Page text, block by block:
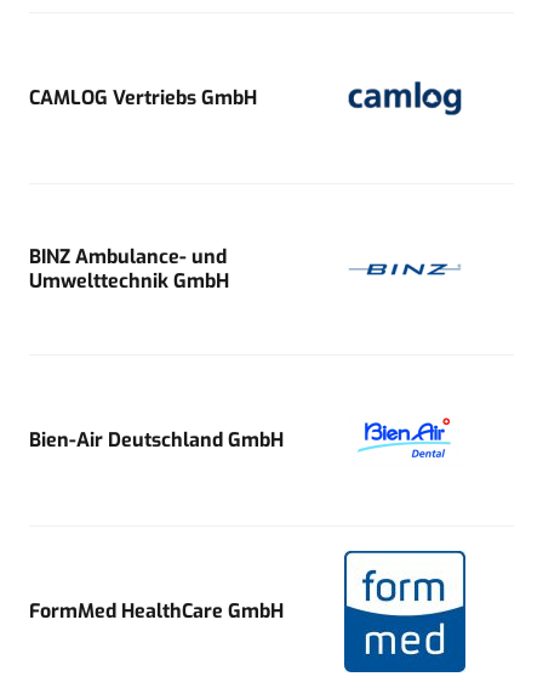
CAMLOG Vertriebs GmbH
BINZ Ambulance- und
Umwelttechnik GmbH
Bien-Air Deutschland GmbH
FormMed HealthCare GmbH